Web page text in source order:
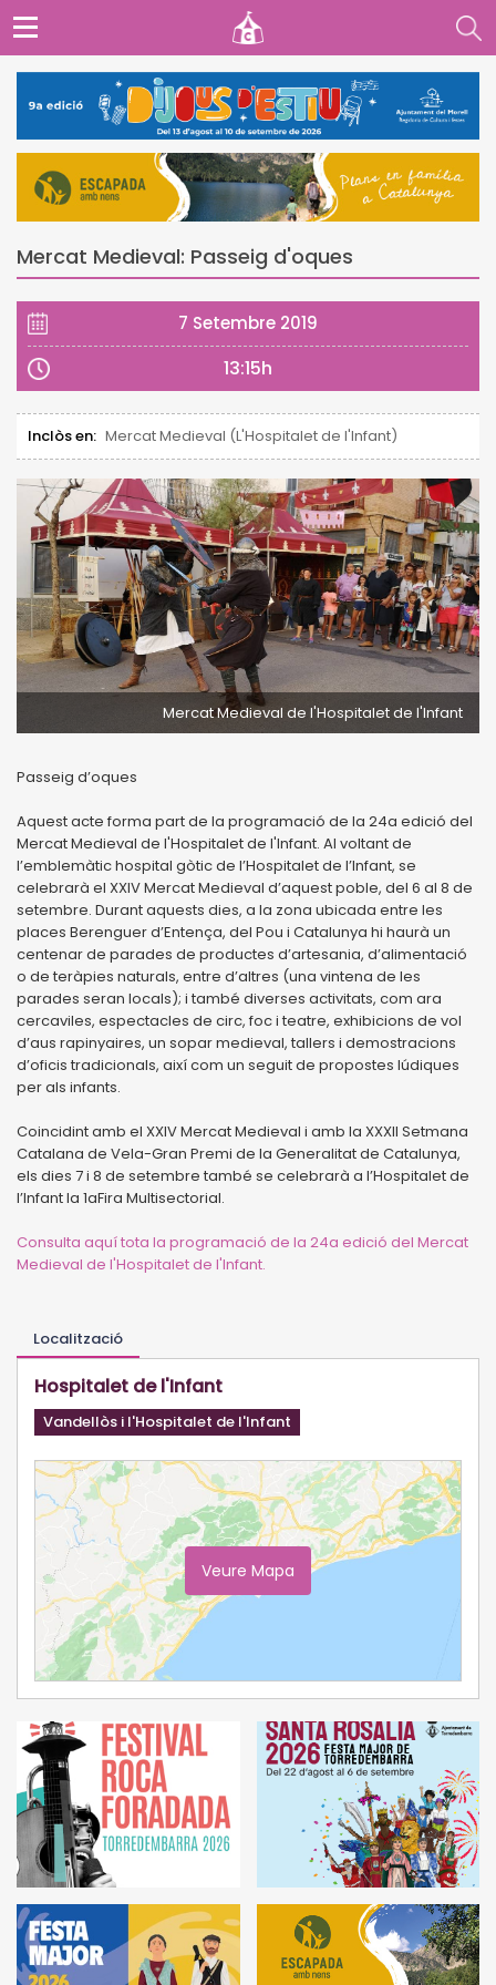
Mercat Medieval: Passeig d'oques
7 Setembre 2019
13:15h
Inclòs en: Mercat Medieval (L'Hospitalet de l'Infant)
Mercat Medieval de l'Hospitalet de l'Infant
Passeig d’oques
Aquest acte forma part de la programació de la 24a edició del
Mercat Medieval de l'Hospitalet de l'Infant. Al voltant de
l’emblemàtic hospital gòtic de l’Hospitalet de l’Infant, se
celebrarà el XXIV Mercat Medieval d’aquest poble, del 6 al 8 de
setembre. Durant aquests dies, a la zona ubicada entre les
places Berenguer d’Entença, del Pou i Catalunya hi haurà un
centenar de parades de productes d’artesania, d’alimentació
o de teràpies naturals, entre d’altres (una vintena de les
parades seran locals); i també diverses activitats, com ara
cercaviles, espectacles de circ, foc i teatre, exhibicions de vol
d’aus rapinyaires, un sopar medieval, tallers i demostracions
d’oficis tradicionals, així com un seguit de propostes lúdiques
per als infants.
Coincidint amb el XXIV Mercat Medieval i amb la XXXII Setmana
Catalana de Vela-Gran Premi de la Generalitat de Catalunya,
els dies 7 i 8 de setembre també se celebrarà a l’Hospitalet de
l’Infant la 1aFira Multisectorial.
Consulta aquí tota la programació de la 24a edició del Mercat
Medieval de l'Hospitalet de l'Infant.
Localització
Hospitalet de l'Infant
Vandellòs i l'Hospitalet de l'Infant
Veure Mapa